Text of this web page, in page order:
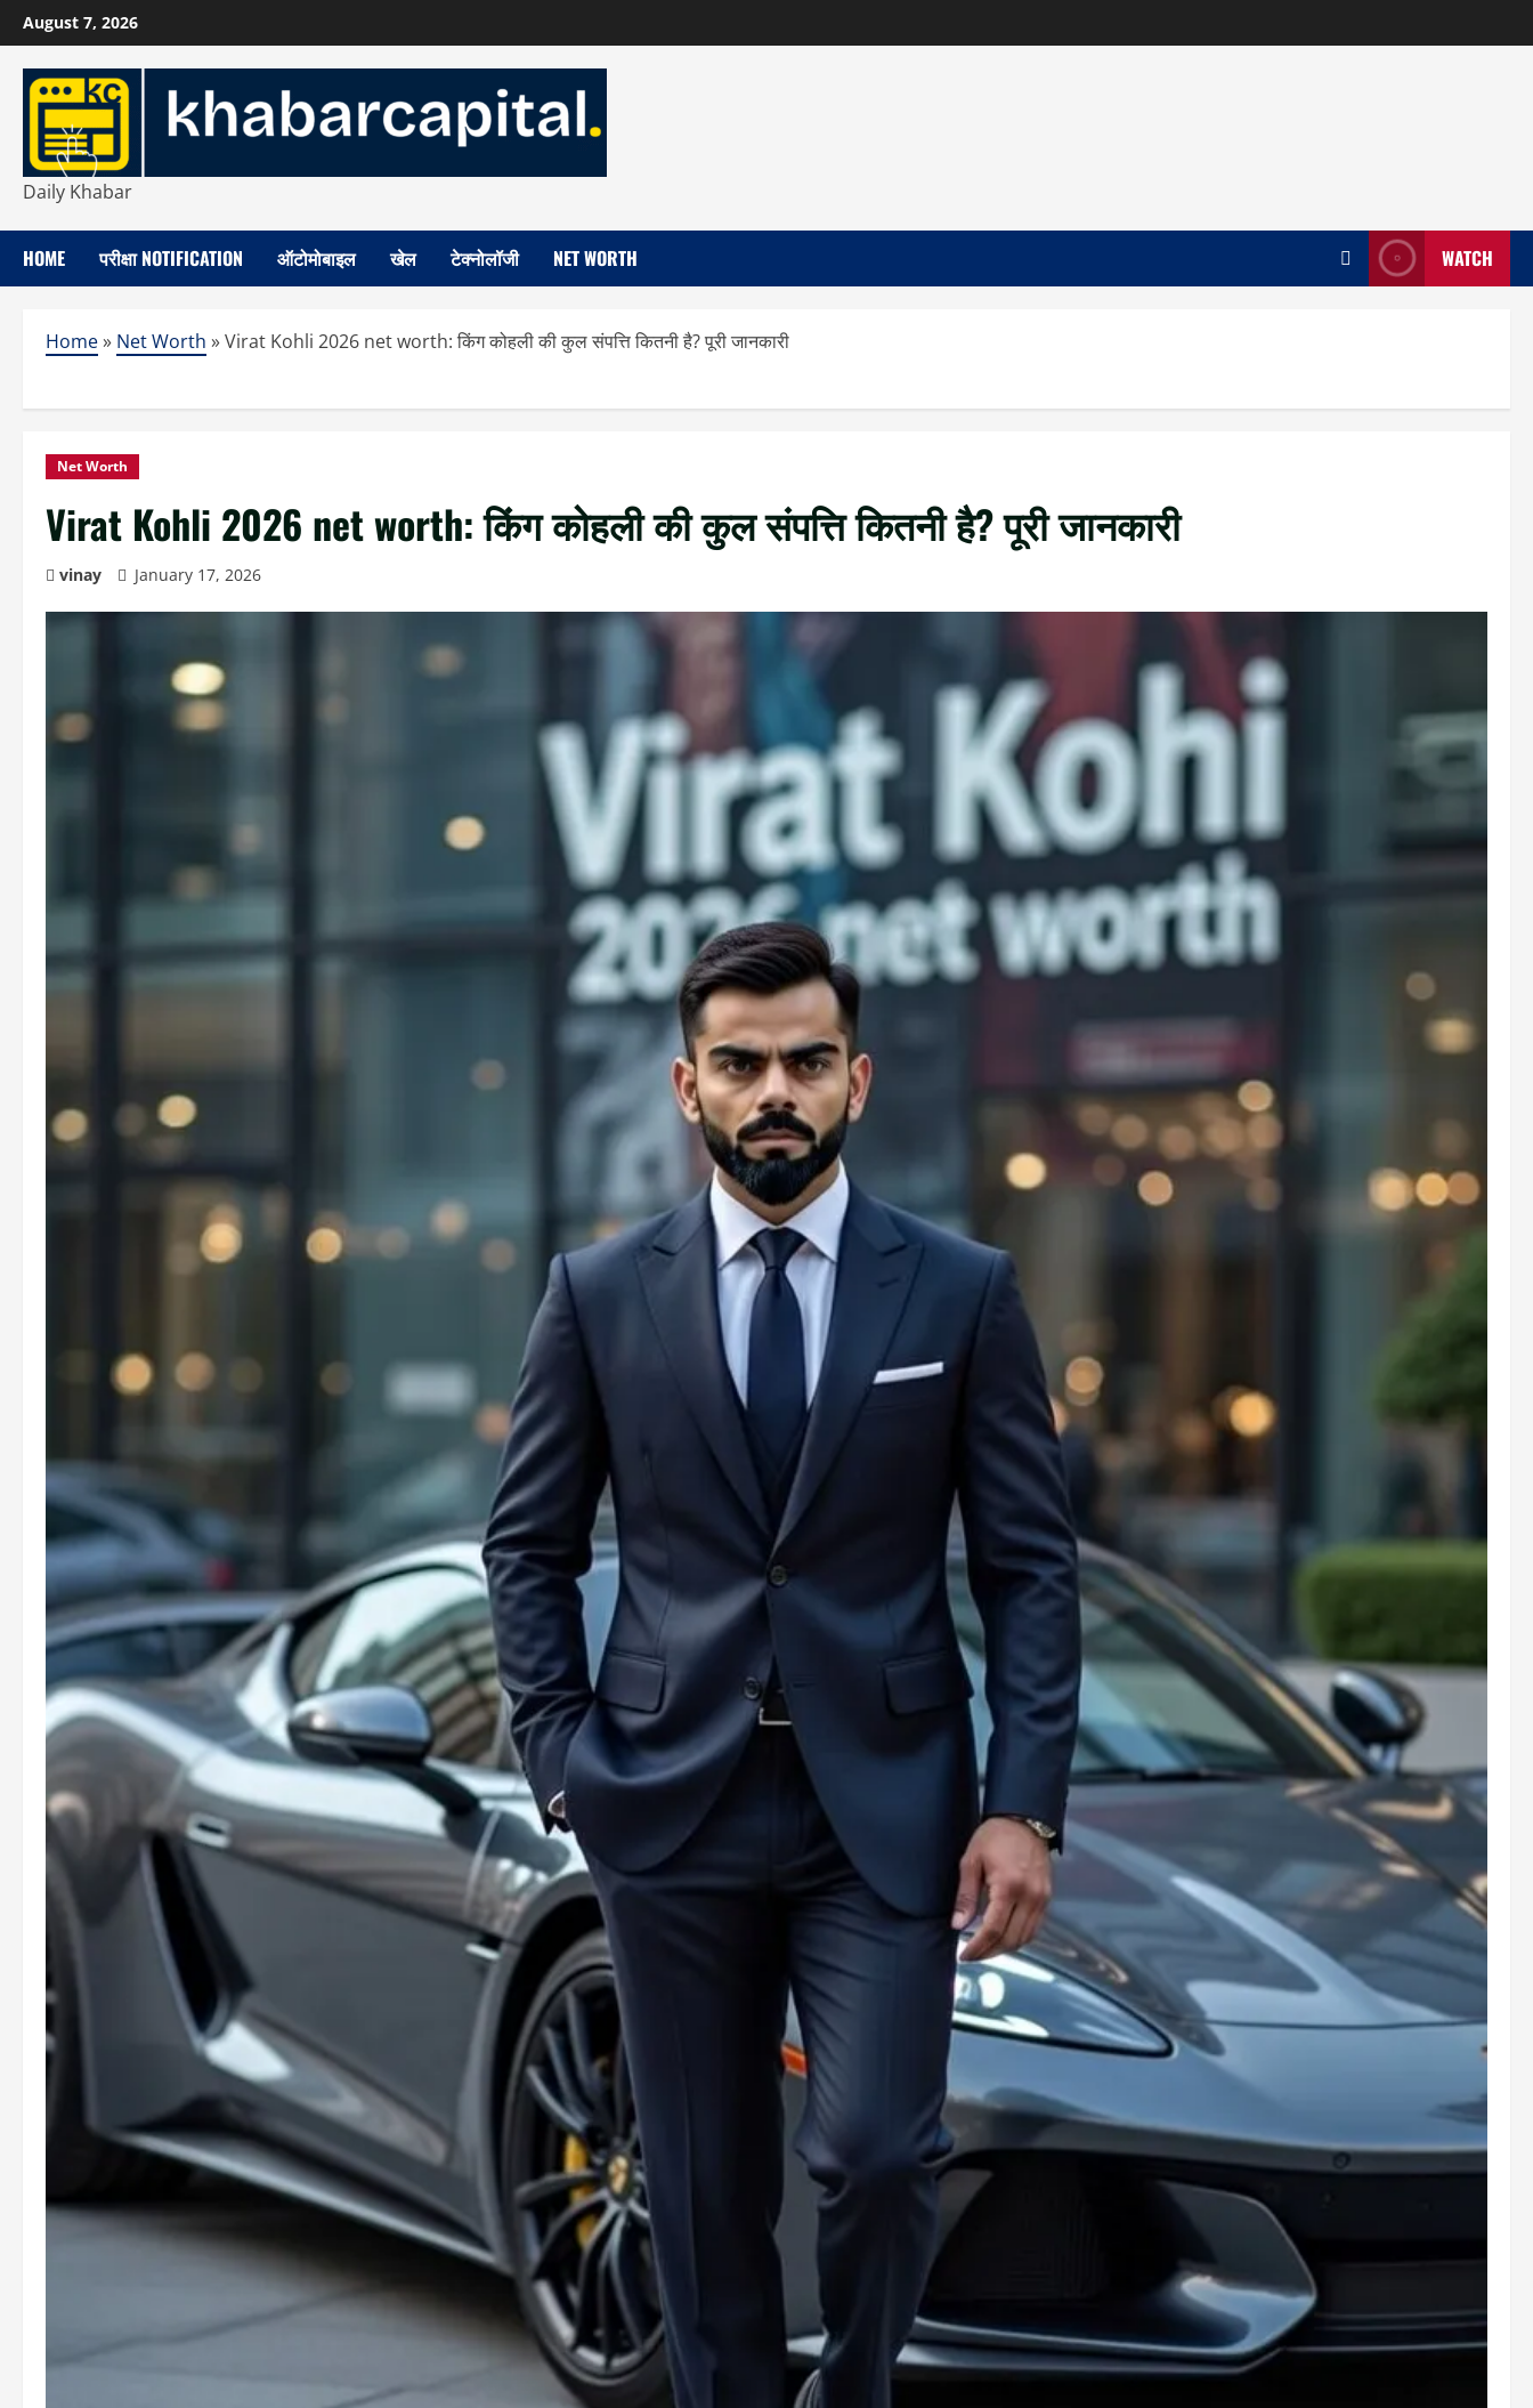
Skip
to
content
August 7, 2026
Daily Khabar
HOME परीक्षा NOTIFICATION ऑटोमोबाइल खेल टेक्नोलॉजी NET WORTH WATCH
Home» Net Worth »Virat Kohli 2026 net worth: किंग कोहली की कुल संपत्ति कितनी है? पूरी जानकारी
Net Worth
Virat Kohli 2026 net worth: किंग कोहली की कुल संपत्ति कितनी है? पूरी जानकारी
vinay January 17, 2026